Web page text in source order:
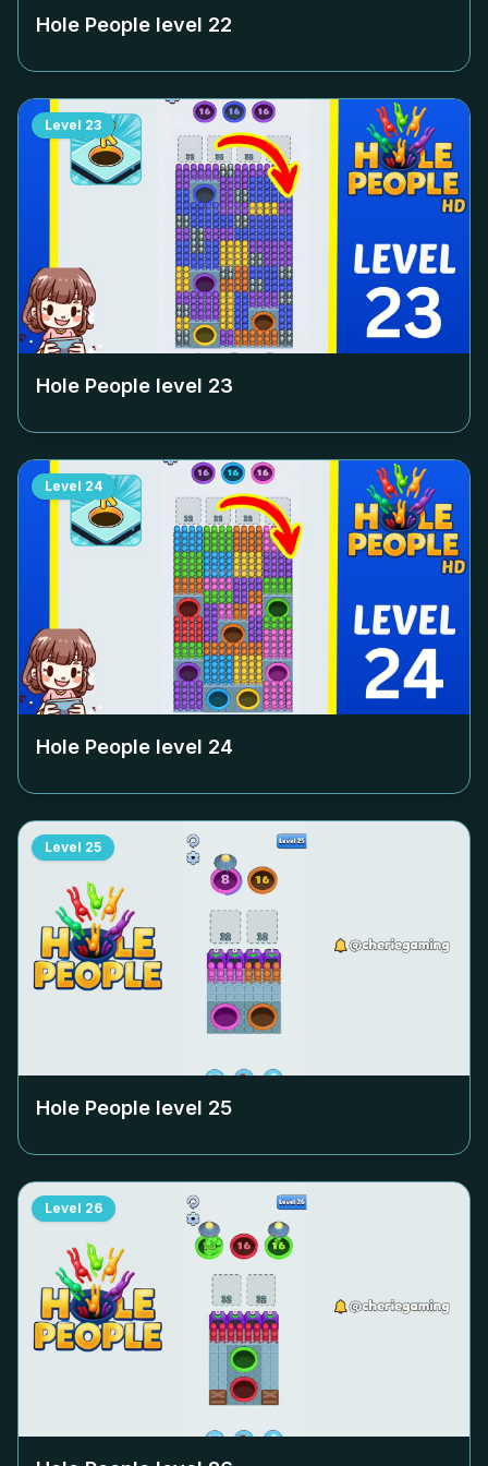
Hole People level 22
Level 23
Hole People level 23
Level 24
Hole People level 24
Level 25
Hole People level 25
Level 26